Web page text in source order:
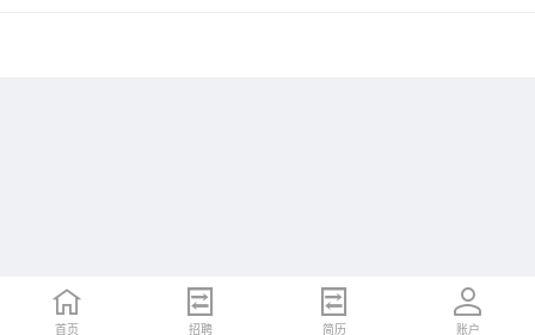
首页 招聘 简历 账户